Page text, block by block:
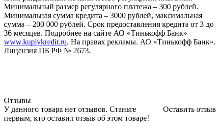
Минимальный размер регулярного платежа – 300 рублей.
Минимальная сумма кредита – 3000 рублей, максимальная
сумма – 200 000 рублей. Срок предоставления кредита от 3 до
36 месяцев. Подробнее на сайте АО «Тинькофф Банк»
www.kupivkredit.ru. На правах рекламы. АО «Тинькофф Банк».
Лицензия ЦБ РФ № 2673.
Отзывы
Оставить отзыв
У данного товара нет отзывов. Станьте
первым, кто оставил отзыв об этом товаре!